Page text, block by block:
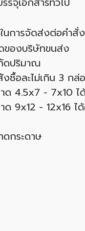
นการจัดส่งต่อคำ
ของบริษัทขนส่ง
ดปริมาณ
ซื้อละไม่เกิน 3 กล่
ด 4.5x7 - 7x10 ไ
ด 9x12 - 12x16 ไ
กระดาษ